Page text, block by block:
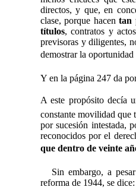
directos, y que, en
clase, porque hacentan
títulos, contratos y
previsoras y diligentes,
demostrar la oportunidad
Y en la página 247 da
A este propósito decía
constante movilidad que
por sucesión intestada,
reconocidos por el
que dentro de veinte
Sin embargo, a
reforma de 1944, se dice: